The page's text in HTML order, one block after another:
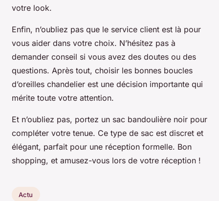
votre look.
Enfin, n’oubliez pas que le service client est là pour
vous aider dans votre choix. N’hésitez pas à
demander conseil si vous avez des doutes ou des
questions. Après tout, choisir les bonnes boucles
d’oreilles chandelier est une décision importante qui
mérite toute votre attention.
Et n’oubliez pas, portez un sac bandoulière noir pour
compléter votre tenue. Ce type de sac est discret et
élégant, parfait pour une réception formelle. Bon
shopping, et amusez-vous lors de votre réception !
Actu